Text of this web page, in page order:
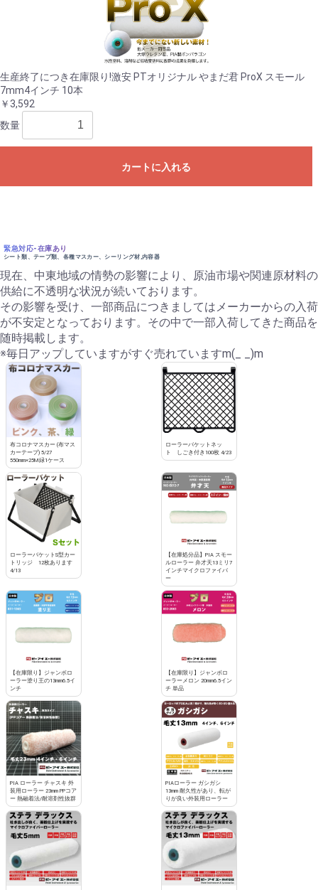
生産終了につき在庫限り!激安 PTオリジナル やまだ君 ProX スモール
7mm4インチ 10本
￥3,592
数量
カートに入れる
緊急対応-在庫あり
シート類、テープ類、各種マスカー、シーリング材,内容器
現在、中東地域の情勢の影響により、原油市場や関連原材料の
供給に不透明な状況が続いております。
その影響を受け、一部商品につきましてはメーカーからの入荷
が不安定となっております。その中で一部入荷してきた商品を
随時掲載します。
※毎日アップしていますがすぐ売れていますm(_ _)m
布コロナマスカー (布マス
カーテープ) 5/27
550mm×25M緑1ケース
ローラーバケットネッ
ト しごき付き100枚 4/23
ローラーバケットS型カー
トリッジ 12枚あります
4/13
【在庫処分品】PIA スモー
ルローラー 弁才天13ミリ7
インチマイクロファイバ
ー
【在庫限り】ジャンボロ
ーラー塗り王の13mm6.5イ
ンチ
【在庫限り】ジャンボロ
ーラーメロン 20mm6.5イン
チ 単品
PIA ローラー チャスキ 外
装用ローラー 23mm PPコア
ー 熱融着法/耐溶剤性抜群
PIAローラー ガシガシ
13mm 耐久性があり、転が
りが良い外装用ローラー